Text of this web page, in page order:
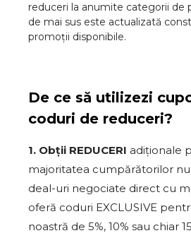
reduceri la anumite categorii de
de mai sus este actualizată
promoții disponibile.
De ce să utilizezi
coduri de reduceri?
1. Obții REDUCERI adiționale
majoritatea cumpărătorilor
deal-uri negociate direct cu
oferă coduri EXCLUSIVE
noastră de 5%, 10% sau chiar